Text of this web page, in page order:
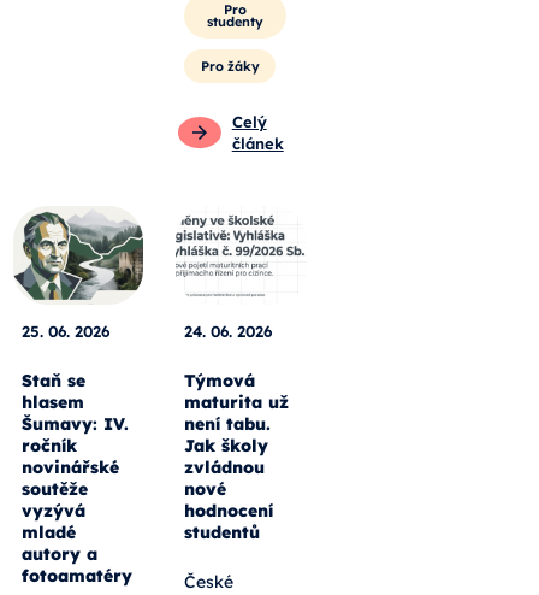
Pro
studenty
Pro žáky
Celý
článek
25. 06. 2026
Staň se
hlasem
Šumavy: IV.
ročník
novinářské
soutěže
vyzývá
mladé
autory a
fotoamatéry
24. 06. 2026
Týmová
maturita už
není tabu.
Jak školy
zvládnou
nové
hodnocení
studentů
České